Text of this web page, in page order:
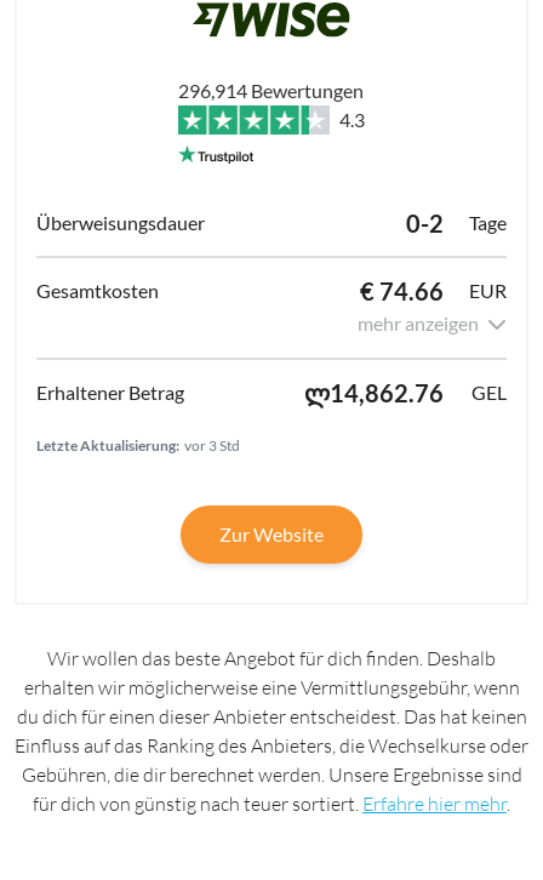
296,914 Bewertungen
4.3
0-2 Tage
€ 74.66
EUR
mehr anzeigen
ლ14,862.76 GEL
Letzte Aktualisierung: vor 3 Std
Zur Website
Wir wollen das beste Angebot für dich finden. Deshalb
erhalten wir möglicherweise eine Vermittlungsgebühr, wenn
du dich für einen dieser Anbieter entscheidest. Das hat keinen
Einfluss auf das Ranking des Anbieters, die Wechselkurse oder
Gebühren, die dir berechnet werden. Unsere Ergebnisse sind
für dich von günstig nach teuer sortiert. Erfahre hier mehr.